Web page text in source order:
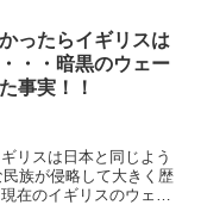
ったらイギリスは
・・暗黒のウェー
事実！！
リスは日本と同じよう
族が侵略して大きく歴
在のイギリスのウェー